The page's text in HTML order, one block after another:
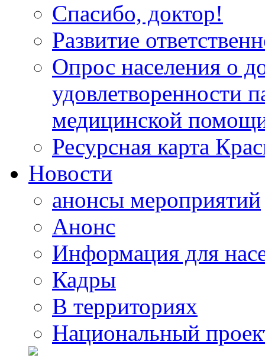
Спасибо, доктор!
Развитие
Опрос населения о
удовлетворенности
медицинской
Ресурсная карта
Новости
анонсы мероприятий
Анонс
Информация для
Кадры
В территориях
Национальный